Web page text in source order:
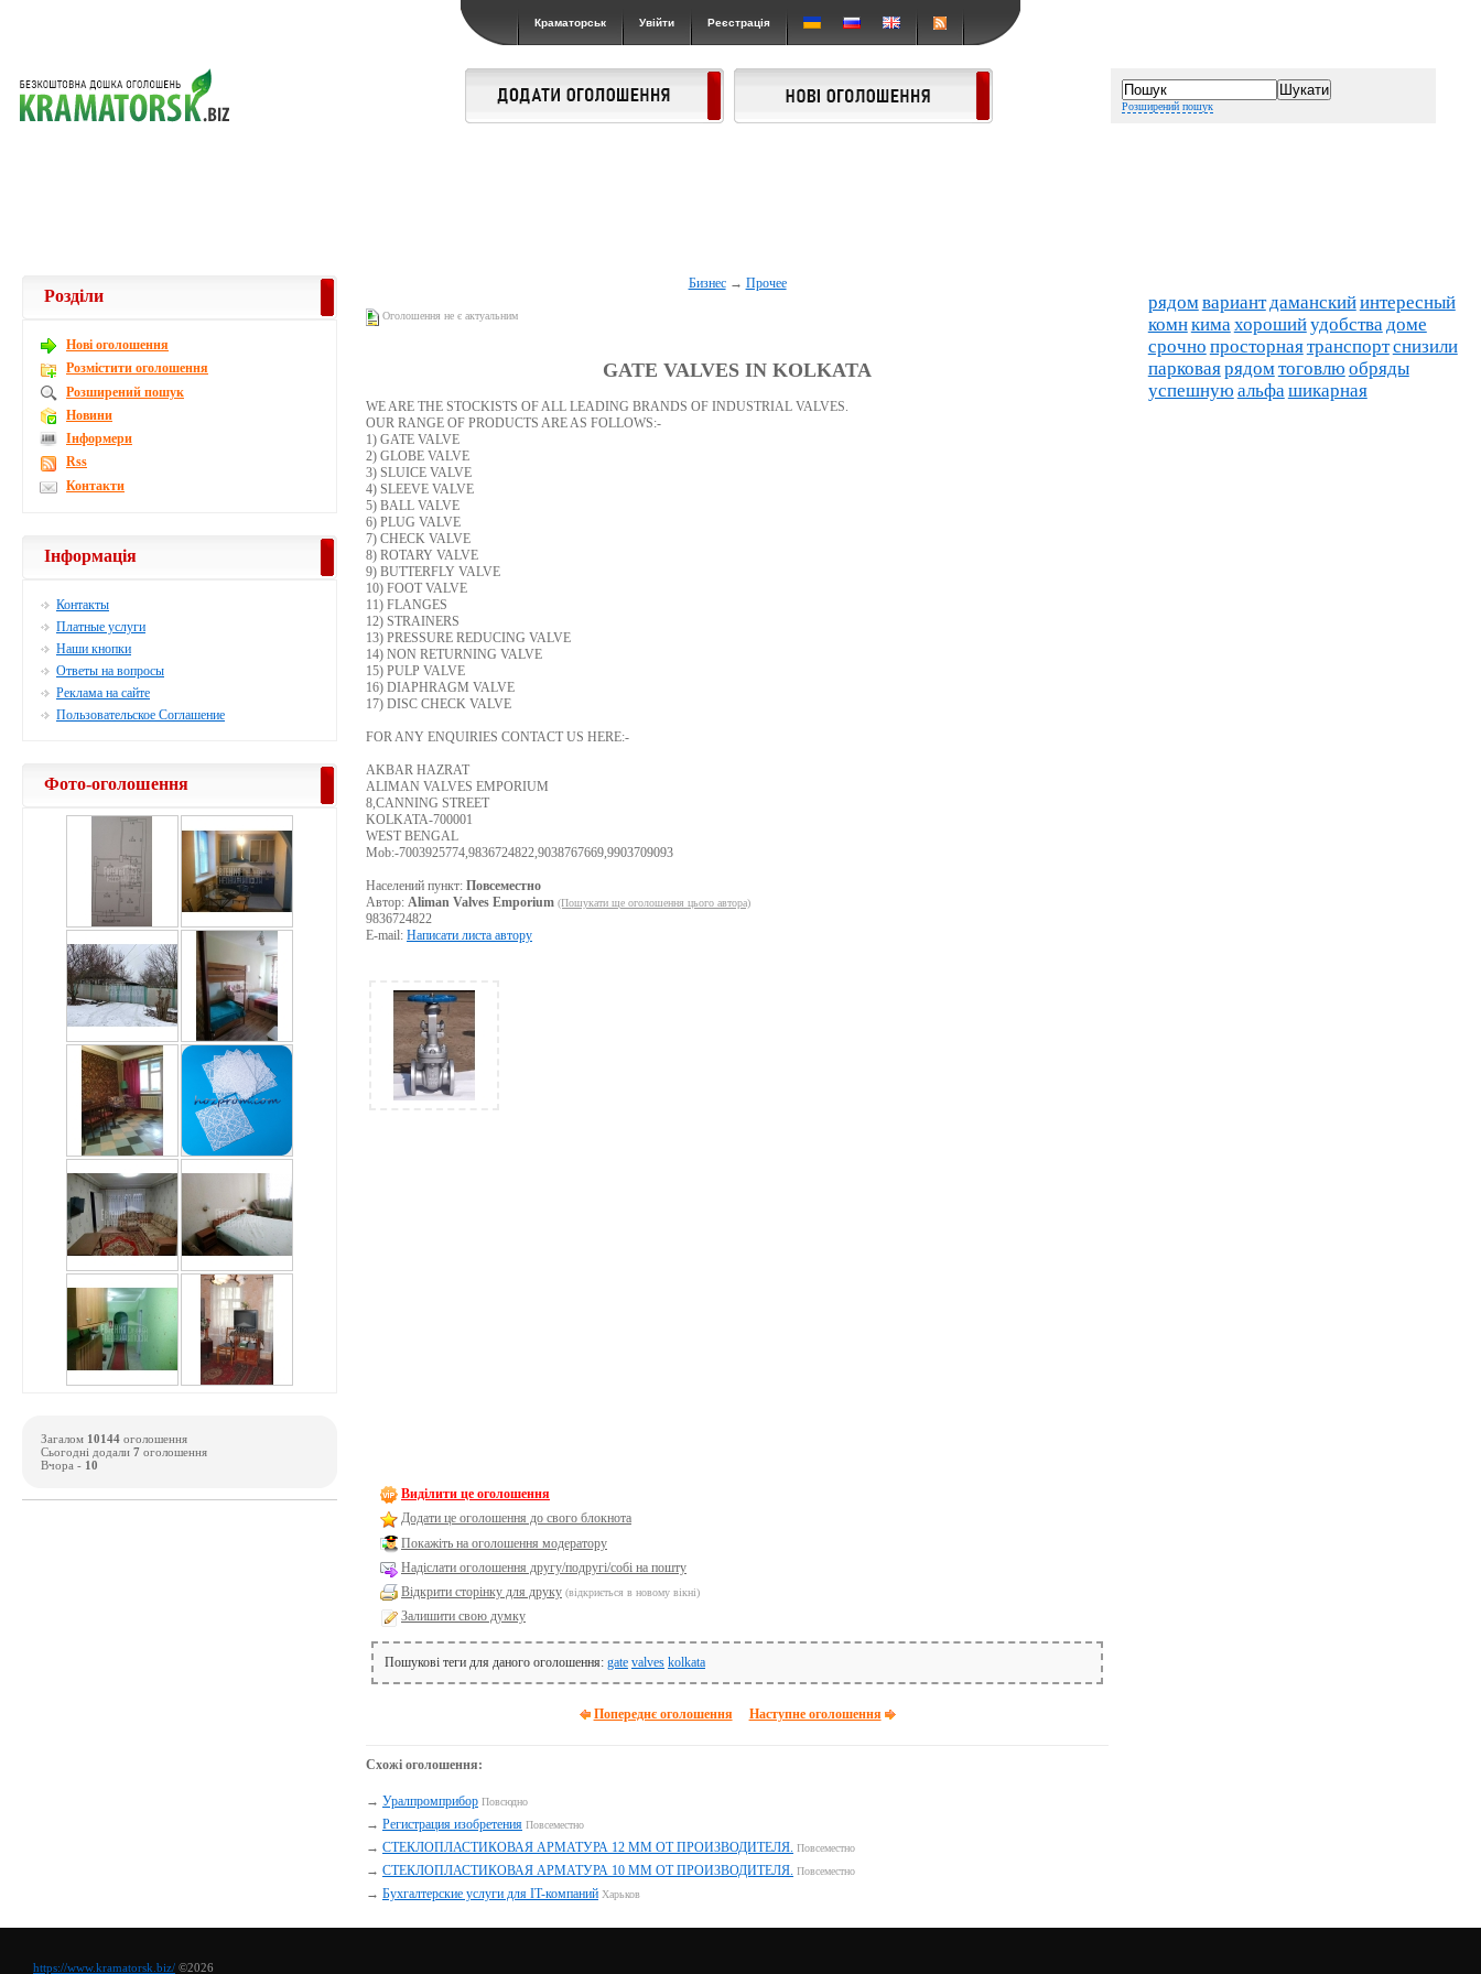
Краматорськ Увійти Реєстрація
Розширений пошук
Бизнес→ Прочее
Оголошення не є актуальним
GATE VALVES IN KOLKATA
WE ARE THE STOCKISTS OF ALL LEADING BRANDS OF INDUSTRIAL VALVES.
OUR RANGE OF PRODUCTS ARE AS FOLLOWS:-
1) GATE VALVE
2) GLOBE VALVE
3) SLUICE VALVE
4) SLEEVE VALVE
5) BALL VALVE
6) PLUG VALVE
7) CHECK VALVE
8) ROTARY VALVE
9) BUTTERFLY VALVE
10) FOOT VALVE
11) FLANGES
12) STRAINERS
13) PRESSURE REDUCING VALVE
14) NON RETURNING VALVE
15) PULP VALVE
16) DIAPHRAGM VALVE
17) DISC CHECK VALVE
FOR ANY ENQUIRIES CONTACT US HERE:-
AKBAR HAZRAT
ALIMAN VALVES EMPORIUM
8,CANNING STREET
KOLKATA-700001
WEST BENGAL
Mob:-7003925774,9836724822,9038767669,9903709093
Населений пункт: Повсеместно
Автор: Aliman Valves Emporium (Пошукати ще оголошення цього автора)
9836724822
E-mail: Написати листа автору
Виділити це оголошення
Додати це оголошення до свого блокнота
Покажіть на оголошення модератору
Надіслати оголошення другу/подругі/собі на пошту
Відкрити сторінку для друку (відкриється в новому вікні)
Залишити свою думку
Пошукові теги для даного оголошення: gate valves kolkata
Попереднє оголошення Наступне оголошення
Схожі оголошення:
→ Уралпромприбор Повсюдно
→ Регистрация изобретения Повсеместно
→ СТЕКЛОПЛАСТИКОВАЯ АРМАТУРА 12 ММ ОТ ПРОИЗВОДИТЕЛЯ. Повсеместно
→ СТЕКЛОПЛАСТИКОВАЯ АРМАТУРА 10 ММ ОТ ПРОИЗВОДИТЕЛЯ. Повсеместно
→ Бухгалтерские услуги для IT-компаний Харьков
Розділи
Новi оголошення
Розмістити оголошення
Розширений пошук
Новини
Інформери
Rss
Контакти
Інформація
Контакты
Платные услуги
Наши кнопки
Ответы на вопросы
Реклама на сайте
Пользовательское Соглашение
Фото-оголошення
Загалом 10144 оголошення
Сьогодні додали 7 оголошення
Вчора - 10
рядомвариантдаманскийинтересный
комнкимахорошийудобствадоме
срочно просторнаятранспортснизили
парковаярядомтоговлю обряды
успешную альфашикарная
https://www.kramatorsk.biz/ ©2026